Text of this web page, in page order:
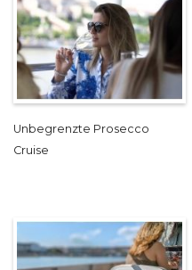
Unbegrenzte Prosecco
Cruise